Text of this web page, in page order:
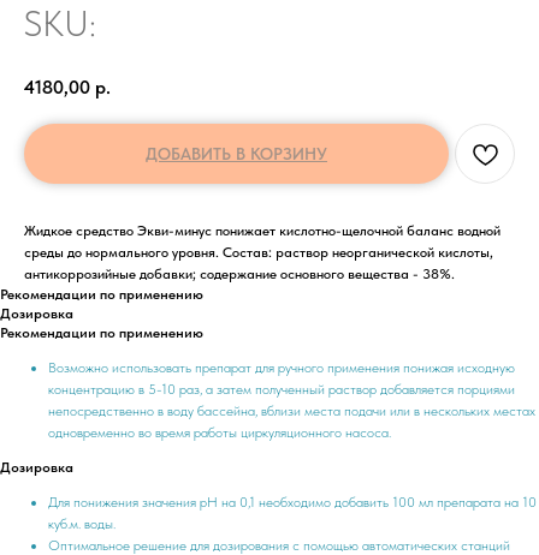
SKU:
4180,00 р.
ДОБАВИТЬ В КОРЗИНУ
Жидкое средство Экви-минус понижает кислотно-щелочной баланс водной
среды до нормального уровня. Состав: раствор неорганической кислоты,
антикоррозийные добавки; содержание основного вещества - 38%.
Рекомендации по применению
Дозировка
Рекомендации по применению
Возможно использовать препарат для ручного применения понижая исходную
концентрацию в 5-10 раз, а затем полученный раствор добавляется порциями
непосредственно в воду бассейна, вблизи места подачи или в нескольких местах
одновременно во время работы циркуляционного насоса.
Дозировка
Для понижения значения рН на 0,1 необходимо добавить 100 мл препарата на 10
куб.м. воды.
Оптимальное решение для дозирования с помощью автоматических станций